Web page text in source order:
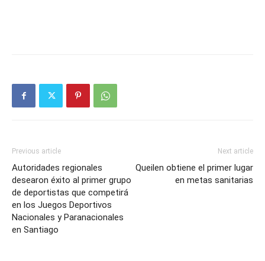
Previous article
Autoridades regionales
desearon éxito al primer grupo
de deportistas que competirá
en los Juegos Deportivos
Nacionales y Paranacionales
en Santiago
Next article
Queilen obtiene el primer lugar
en metas sanitarias